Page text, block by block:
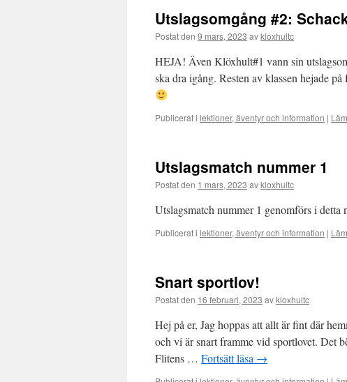
Utslagsomgång #2:
Postat den 9 mars, 2023 avkloxhultc
HEJA! Även Klöxhult#1 vann sin
ska dra igång. Resten av klassen hejade
Publicerat i lektioner, äventyr och information |
Utslagsmatch nummer 1
Postat den 1 mars, 2023 avkloxhultc
Utslagsmatch nummer 1 genomförs i
Publicerat i lektioner, äventyr och information |
Snart sportlov!
Postat den 16 februari, 2023 avkloxhultc
Hej på er, Jag hoppas att allt är fint där
och vi är snart framme vid sportlovet. Det
Flitens … Fortsätt läsa →